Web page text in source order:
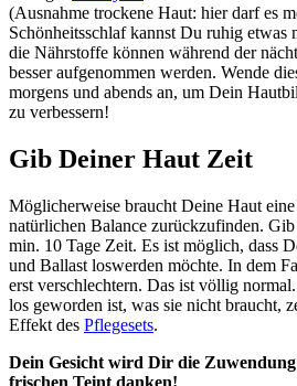
(Ausnahme trockene Haut: hier darf es
Schönheitsschlaf kannst Du ruhig etwas
die Nährstoffe können während der
besser aufgenommen werden. Wende
morgens und abends an, um Dein
zu verbessern!
Gib Deiner Haut Zeit
Möglicherweise braucht Deine Haut
natürlichen Balance zurückzufinden.
min. 10 Tage Zeit. Es ist möglich, dass
und Ballast loswerden möchte. In dem
erst verschlechtern. Das ist völlig
los geworden ist, was sie nicht braucht,
Effekt des Pflegesets.
Dein Gesicht wird Dir die
frischen Teint danken!